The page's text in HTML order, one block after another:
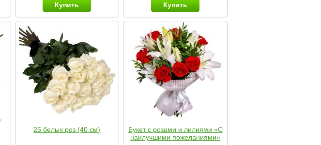
Купить
Купить
25 белых роз (40 см)
Букет с розами и лилиями «С
наилучшими пожеланиями»